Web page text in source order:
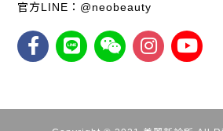
官方LINE： @neobeauty